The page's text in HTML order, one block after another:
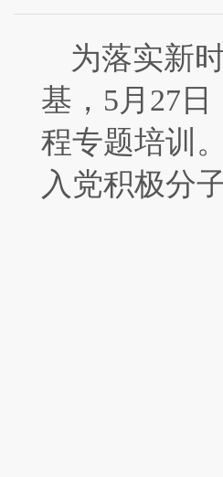
为落实新
基， 5月27
程专题培训
入党积极分